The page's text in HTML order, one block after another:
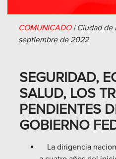
COMUNICADO| Ciudad de
septiembre de 2022
SEGURIDAD,
SALUD, LOS
PENDIENTES
GOBIERNO
La dirigencia